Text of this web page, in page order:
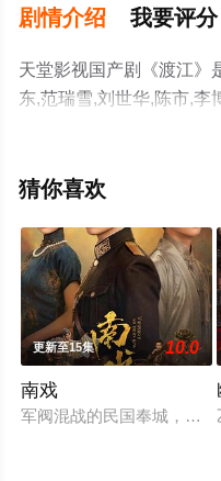
剧情介绍 我要评分
天堂影视国产剧《渡江》
东,范瑞雪,刘世华,陈市,李
陆电视剧，大结局剧情已
关信息可移步至豆瓣电视
猜你喜欢
更新至15集 10.0
南戏
军阀混战的民国奉城，玉